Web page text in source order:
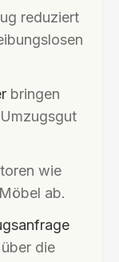
reduziert
bringen
wie
ab.
die